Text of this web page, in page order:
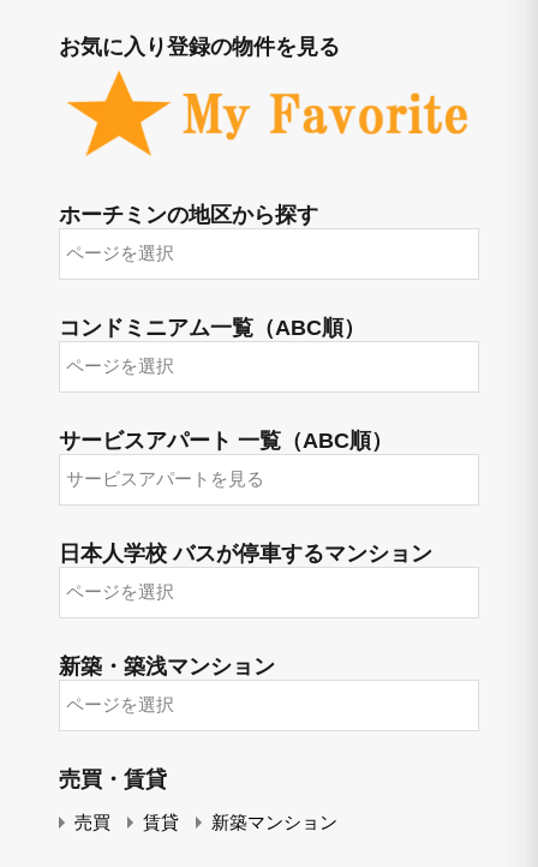
お気に入り登録の物件を見る
ホーチミンの地区から探す
ー
チ
ン
の
地
区
ら
探
す
コンドミニアム一覧（ABC順）
ン
ド
ニ
ア
ム
一
（ABC
順）
サービスアパート 一覧（ABC順）
ー
ビ
ア
パ
ー
ト
覧
（ABC
順）
日本人学校 バスが停車するマンション
本
人
校
バ
ス
が
車
す
る
マ
新築・築浅マンション
築・
築
マ
シ
売買・賃貸
売買 賃貸 新築マンション